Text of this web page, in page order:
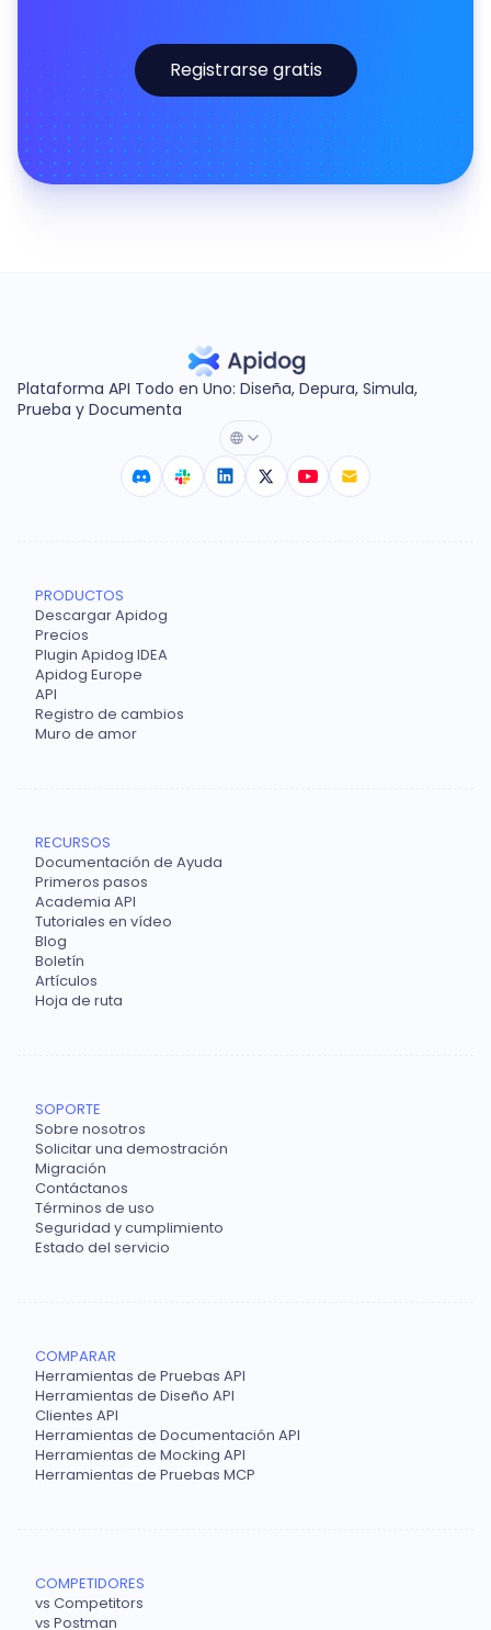
Registrarse gratis
Plataforma API Todo en Uno: Diseña, Depura, Simula,
Prueba y Documenta
PRODUCTOS
Descargar Apidog
Precios
Plugin Apidog IDEA
Apidog Europe
API
Registro de cambios
Muro de amor
RECURSOS
Documentación de Ayuda
Primeros pasos
Academia API
Tutoriales en vídeo
Blog
Boletín
Artículos
Hoja de ruta
SOPORTE
Sobre nosotros
Solicitar una demostración
Migración
Contáctanos
Términos de uso
Seguridad y cumplimiento
Estado del servicio
COMPARAR
Herramientas de Pruebas API
Herramientas de Diseño API
Clientes API
Herramientas de Documentación API
Herramientas de Mocking API
Herramientas de Pruebas MCP
COMPETIDORES
vs Competitors
vs Postman